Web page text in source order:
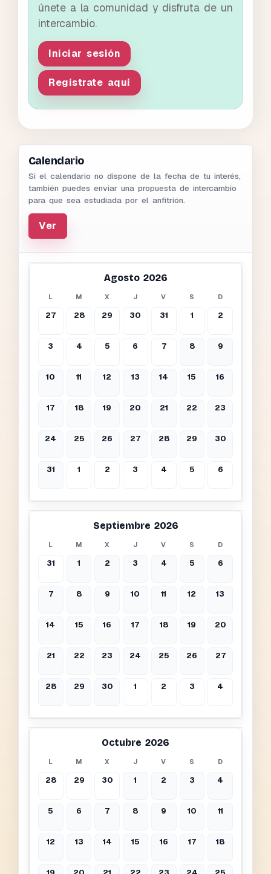
únete a la comunidad y disfruta de un
intercambio.
Iniciar sesión
Regístrate aquí
Calendario
Si el calendario no dispone de la fecha de tu interés,
también puedes enviar una propuesta de intercambio
para que sea estudiada por el anfitrión.
Ver
Agosto 2026
L M X J V S D
27 28 29 30 31 1 2
3 4 5 6 7 8 9
10 11 12 13 14 15 16
17 18 19 20 21 22 23
24 25 26 27 28 29 30
31 1 2 3 4 5 6
Septiembre 2026
L M X J V S D
31 1 2 3 4 5 6
7 8 9 10 11 12 13
14 15 16 17 18 19 20
21 22 23 24 25 26 27
28 29 30 1 2 3 4
Octubre 2026
L M X J V S D
28 29 30 1 2 3 4
5 6 7 8 9 10 11
12 13 14 15 16 17 18